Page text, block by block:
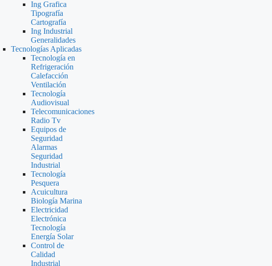
Ing Grafica
Tipografía
Cartografía
Ing Industrial
Generalidades
Tecnologías Aplicadas
Tecnología en
Refrigeración
Calefacción
Ventilación
Tecnología
Audiovisual
Telecomunicaciones
Radio Tv
Equipos de
Seguridad
Alarmas
Seguridad
Industrial
Tecnología
Pesquera
Acuicultura
Biología Marina
Electricidad
Electrónica
Tecnología
Energía Solar
Control de
Calidad
Industrial